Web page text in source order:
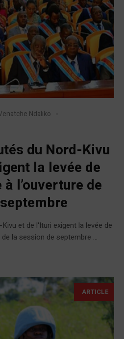
Ndaliko
du Nord-Kivu
la levée de
l’ouverture de
et de l'Ituri exigent la levée de
la session de septembre ...
ARTICLE